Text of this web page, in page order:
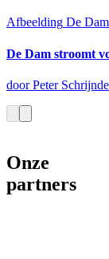
Afbeelding De
De Dam stroomt
door Peter
Onze
partners